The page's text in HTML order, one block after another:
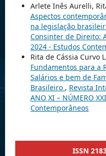
Arlete Inês Aurelli,
Aspectos
na legislação
Consinter de Direito:
2024 - Estudos
Rita de Cássia Curvo
Fundamentos para a
Salários e bem de
Brasileiro , Revista
ANO XI – NÚMERO
Contemporâneos
ISSN